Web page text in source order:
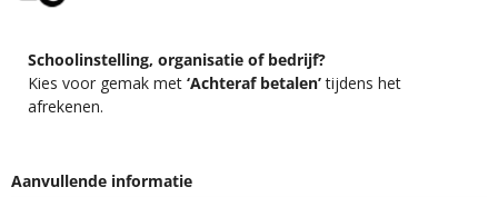
Schoolinstelling, organisatie of bedrijf?
Kies voor gemak met ‘Achteraf betalen’tijdens het
afrekenen.
Aanvullende informatie